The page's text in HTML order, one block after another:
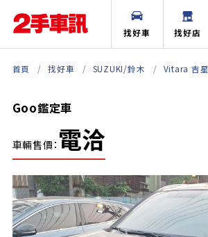
找好車 找好店
首頁 找好車 SUZUKI/鈴木 Vitara 吉星
Goo鑑定車
車輛售價： 電洽